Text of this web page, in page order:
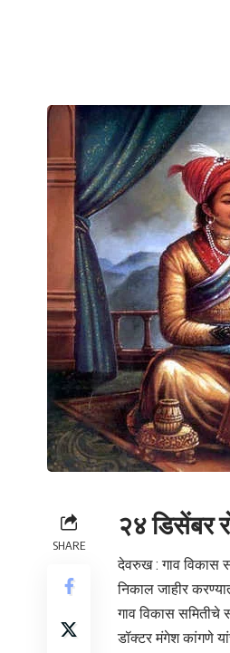
SHARE
२४ डिसेंबर
देवरुख : गाव विकास
निकाल जाहीर
गाव विकास समितीचे
डॉक्टर मंगेश कांगणे